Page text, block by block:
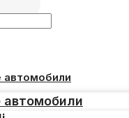
автомобили
автомобили